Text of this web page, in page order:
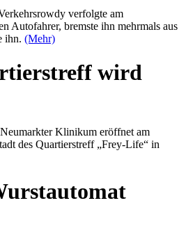
verfolgte am
Autofahrer, bremste ihn mehrmals aus
ihn. (Mehr)
wird
Klinikum eröffnet am
des Quartierstreff „Frey-Life“ in